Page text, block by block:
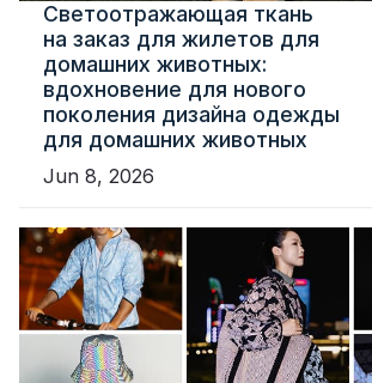
Светоотражающая ткань
на заказ для жилетов для
домашних животных:
вдохновение для нового
поколения дизайна одежды
для домашних животных
Jun 8, 2026